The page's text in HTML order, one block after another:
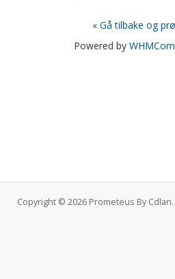
« Gå tilbake og
Powered by
Copyright © 2026 Prometeus By